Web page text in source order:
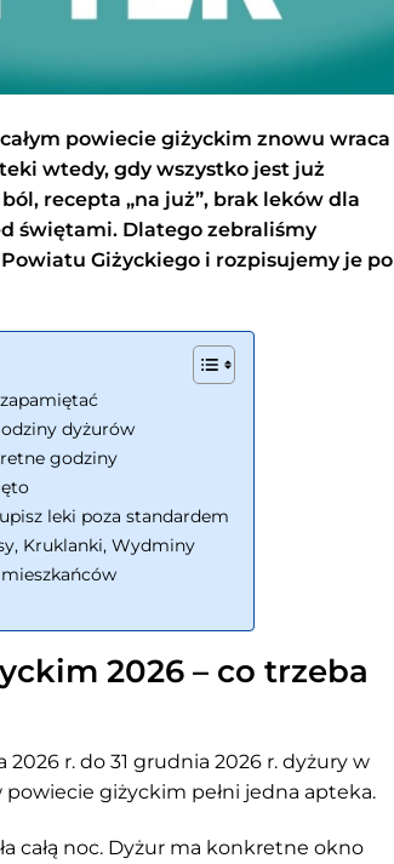
powiecie giżyckim znowu wraca
wtedy, gdy wszystko jest już
recepta „na już”, brak leków dla
świętami. Dlatego zebraliśmy
Giżyckiego i rozpisujemy je po
dyżurów
godziny
leki poza standardem
Kruklanki, Wydminy
2026 – co trzeba
r. do 31 grudnia 2026 r. dyżury w
giżyckim pełni jedna apteka.
całą noc. Dyżur ma konkretne okno